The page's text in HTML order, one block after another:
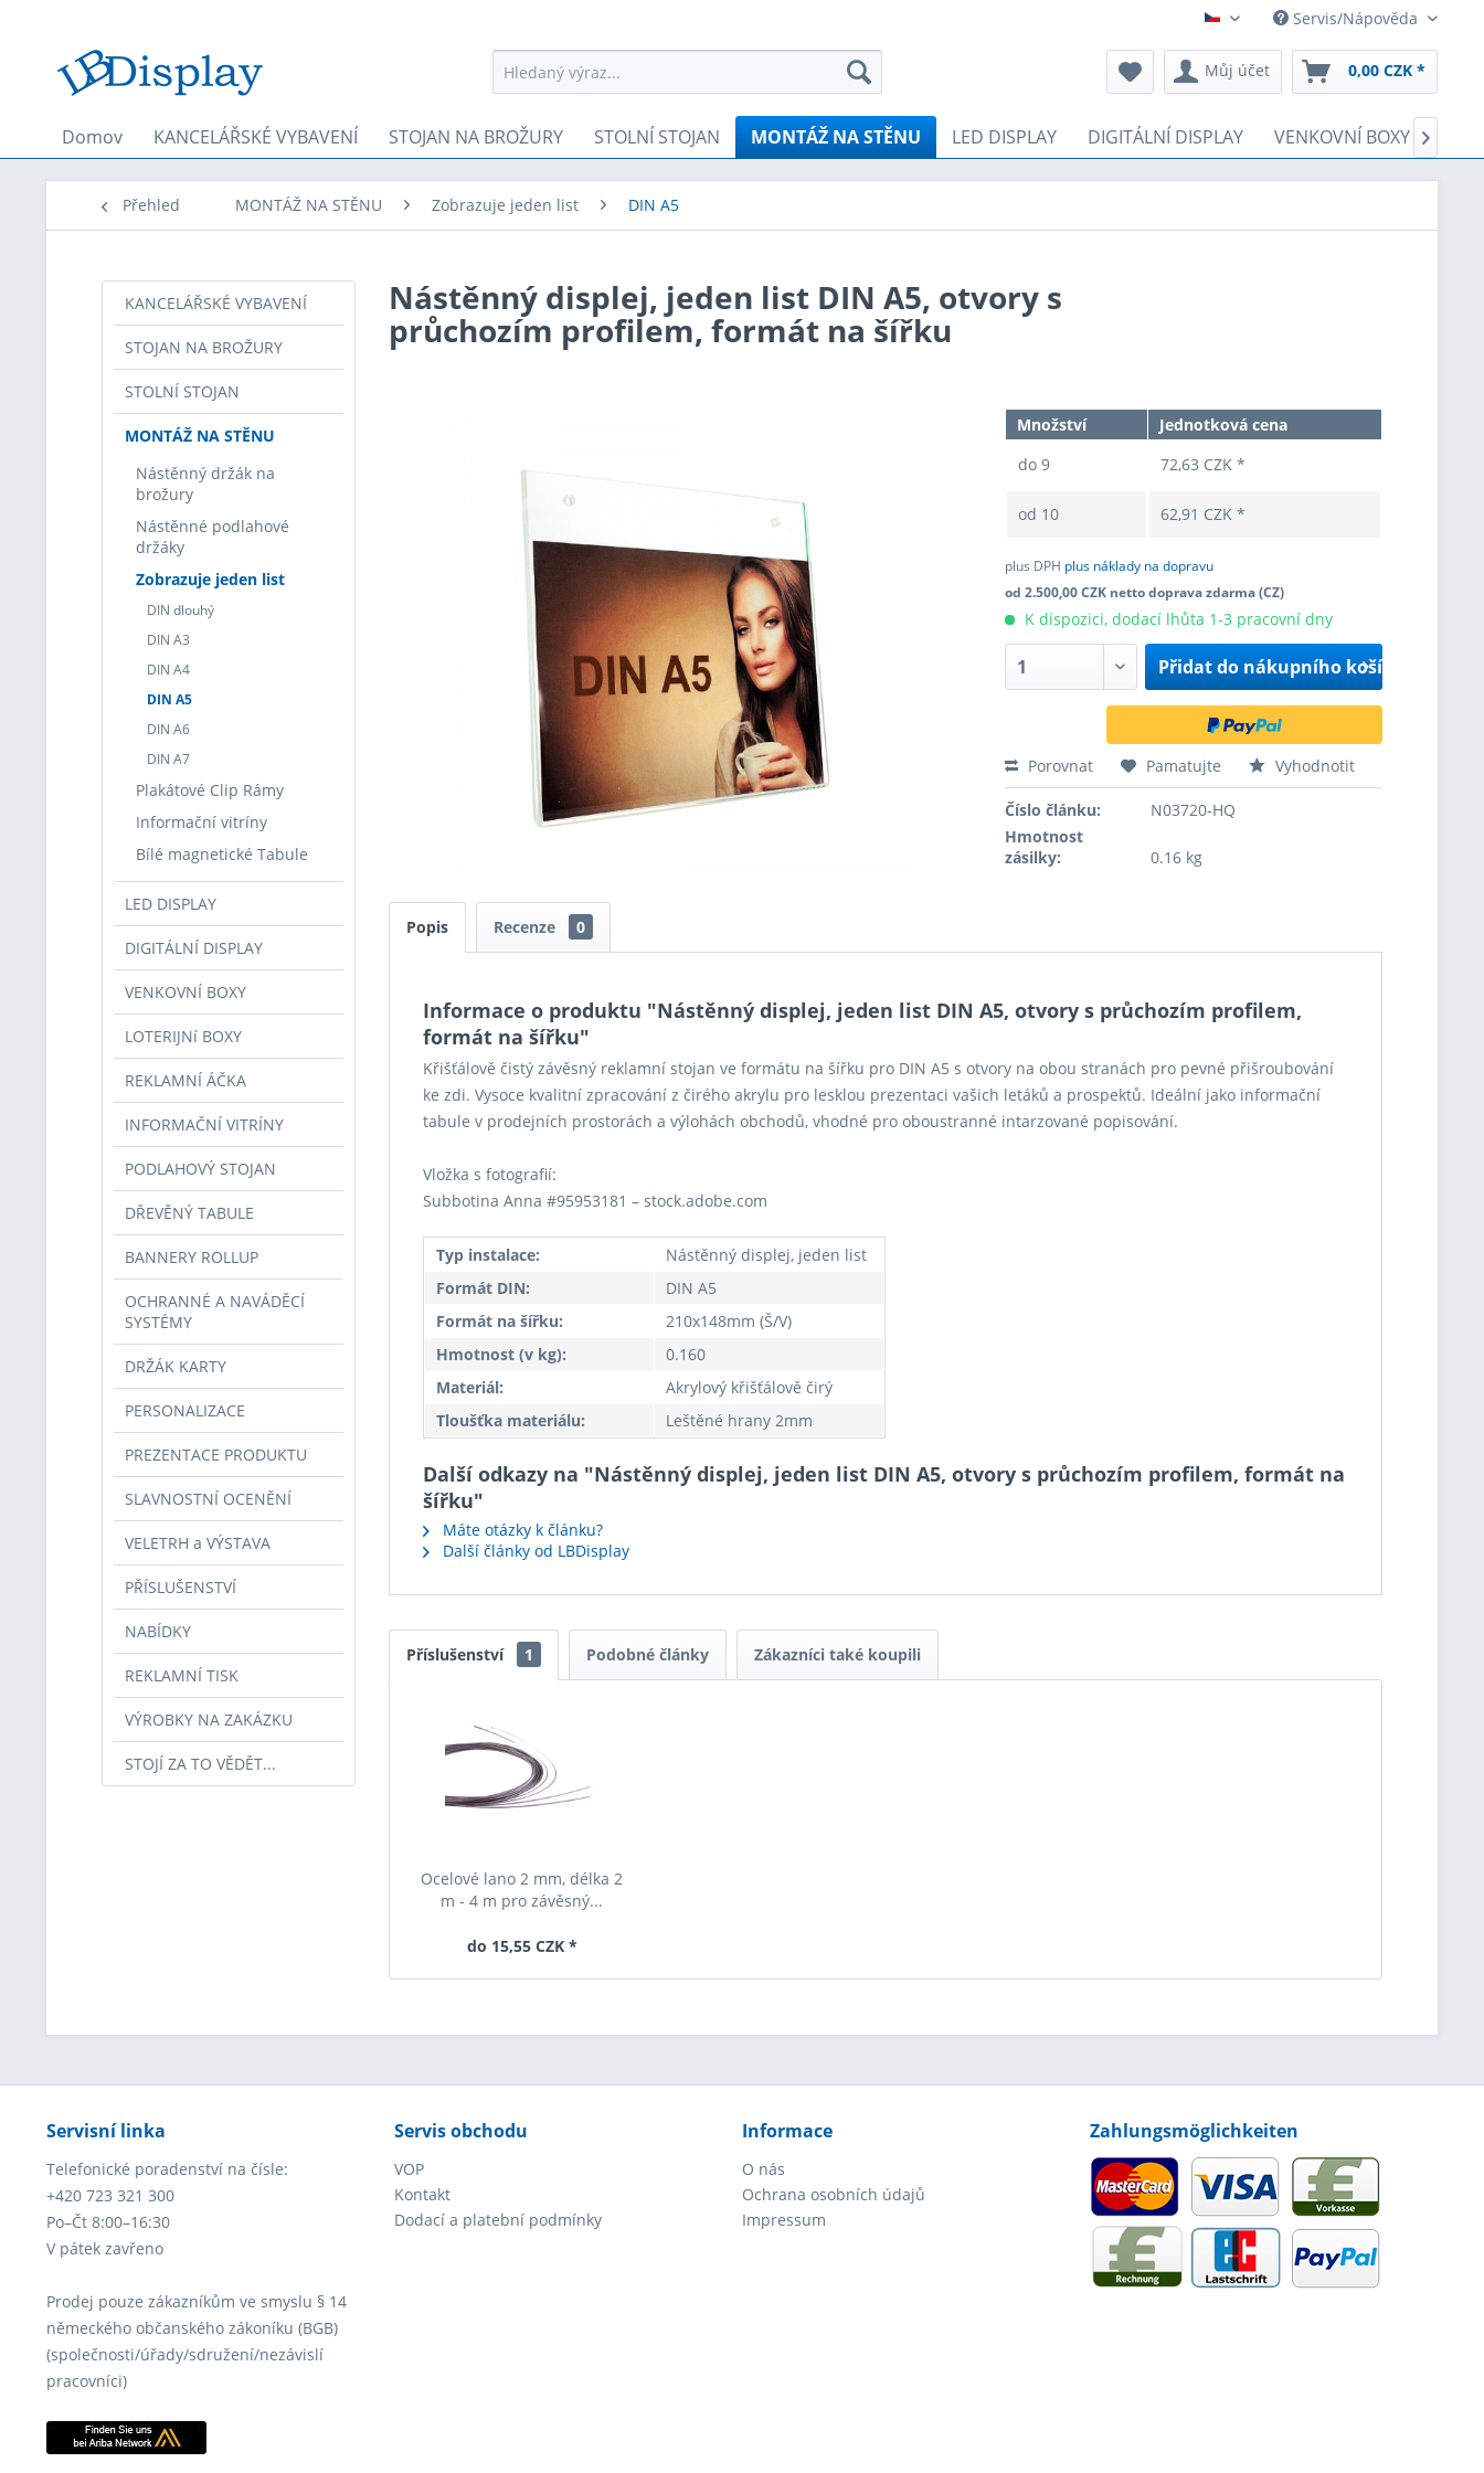
Čeština Servis/Nápověda
Můj účet 0,00 CZK *
Domov KANCELÁŘSKÉ VYBAVENÍ STOJAN NA BROŽURY STOLNÍ STOJAN MONTÁŽ NA STĚNU LED DISPLAY DIGITÁLNÍ DISPLAY VENKOVNÍ BOXY 
Přehled MONTÁŽ NA STĚNU Zobrazuje jeden list DIN A5
KANCELÁŘSKÉ VYBAVENÍ
STOJAN NA BROŽURY
STOLNÍ STOJAN
MONTÁŽ NA STĚNU
Nástěnný držák na
brožury
Nástěnné podlahové
držáky
Zobrazuje jeden list
DIN dlouhý
DIN A3
DIN A4
DIN A5
DIN A6
DIN A7
Plakátové Clip Rámy
Informační vitríny
Bílé magnetické Tabule
LED DISPLAY
DIGITÁLNÍ DISPLAY
VENKOVNÍ BOXY
LOTERIJNí BOXY
REKLAMNÍ ÁČKA
INFORMAČNÍ VITRÍNY
PODLAHOVÝ STOJAN
DŘEVĚNÝ TABULE
BANNERY ROLLUP
OCHRANNÉ A NAVÁDĚCÍ
SYSTÉMY
DRŽÁK KARTY
PERSONALIZACE
PREZENTACE PRODUKTU
SLAVNOSTNÍ OCENĚNÍ
VELETRH a VÝSTAVA
PŘÍSLUŠENSTVÍ
NABÍDKY
REKLAMNÍ TISK
VÝROBKY NA ZAKÁZKU
STOJÍ ZA TO VĚDĚT...
Nástěnný displej, jeden list DIN A5, otvory s
průchozím profilem, formát na šířku
Množství
Jednotková cena
do 9 72,63 CZK *
od 10 62,91 CZK *
plus DPH plus náklady na dopravu
od 2.500,00 CZK netto doprava zdarma (CZ)
K dispozici, dodací lhůta 1-3 pracovní dny
Přidat do nákupního košíku
Porovnat Pamatujte Vyhodnotit
Číslo článku:
N03720-HQ
Hmotnost
zásilky:
0.16 kg
Popis Recenze 0
Informace o produktu "Nástěnný displej, jeden list DIN A5, otvory s průchozím profilem,
formát na šířku"
Křišťálově čistý závěsný reklamní stojan ve formátu na šířku pro DIN A5 s otvory na obou stranách pro pevné přišroubování
ke zdi. Vysoce kvalitní zpracování z čirého akrylu pro lesklou prezentaci vašich letáků a prospektů. Ideální jako informační
tabule v prodejních prostorách a výlohách obchodů, vhodné pro oboustranné intarzované popisování.
Vložka s fotografií:
Subbotina Anna #95953181 – stock.adobe.com
Typ instalace:
Nástěnný displej, jeden list
Formát DIN:
DIN A5
Formát na šířku:
210x148mm (Š/V)
Hmotnost (v kg):
0.160
Materiál:
Akrylový křišťálově čirý
Tloušťka materiálu:
Leštěné hrany 2mm
Další odkazy na "Nástěnný displej, jeden list DIN A5, otvory s průchozím profilem, formát na
šířku"
Máte otázky k článku?
Další články od LBDisplay
Příslušenství 1 Podobné články Zákazníci také koupili
Ocelové lano 2 mm, délka 2
m - 4 m pro závěsný...
do 15,55 CZK *
Servisní linka
Telefonické poradenství na čísle:
+420 723 321 300
Po–Čt 8:00–16:30
V pátek zavřeno
Prodej pouze zákazníkům ve smyslu § 14
německého občanského zákoníku (BGB)
(společnosti/úřady/sdružení/nezávislí
pracovníci)
Servis obchodu
VOP
Kontakt
Dodací a platební podmínky
Informace
O nás
Ochrana osobních údajů
Impressum
Zahlungsmöglichkeiten